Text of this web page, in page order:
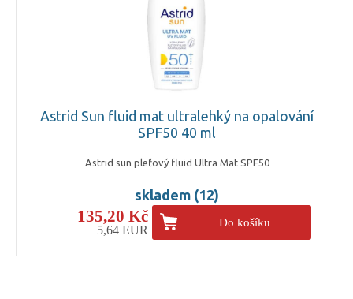
Astrid Sun fluid mat ultralehký na opalování
SPF50 40 ml
Astrid sun pleťový fluid Ultra Mat SPF50
skladem (12)
135,20 Kč
5,64 EUR
Do košíku